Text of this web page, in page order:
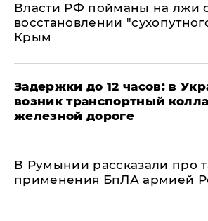
Власти РФ пойманы на лжи
восстановлении
Крым
Задержки до 12 часов: в
возник транспортный
железной дороге
В Румынии рассказали про
применения БпЛА армией